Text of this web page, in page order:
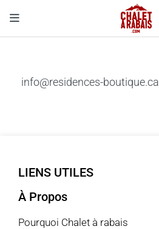
info@residences-boutique.ca
LIENS UTILES
À Propos
Pourquoi Chalet à rabais